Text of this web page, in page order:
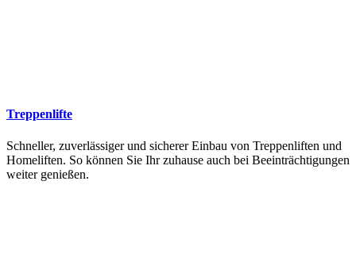
Treppenlifte
Schneller, zuverlässiger und sicherer Einbau von Treppenliften und
Homeliften. So können Sie Ihr zuhause auch bei Beeinträchtigungen
weiter genießen.